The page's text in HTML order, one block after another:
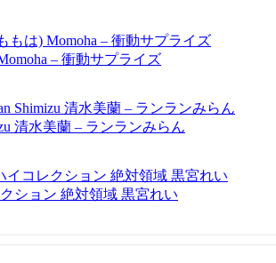
– 衝動サプライズ
清水美蘭 – ランランみらん
ション 絶対領域 黒宮れい